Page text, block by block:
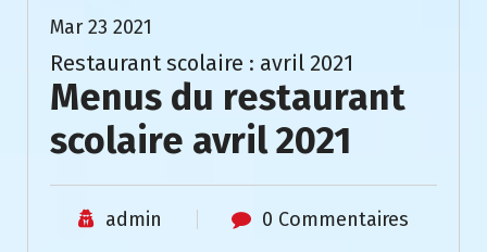
Mar 23 2021
Restaurant scolaire : avril 2021
Menus du restaurant
scolaire avril 2021
admin 0 Commentaires